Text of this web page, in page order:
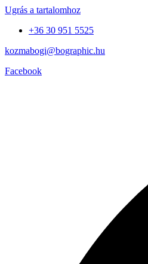
Ugrás a tartalomhoz
+36 30 951 5525
kozmabogi@bographic.hu
Facebook